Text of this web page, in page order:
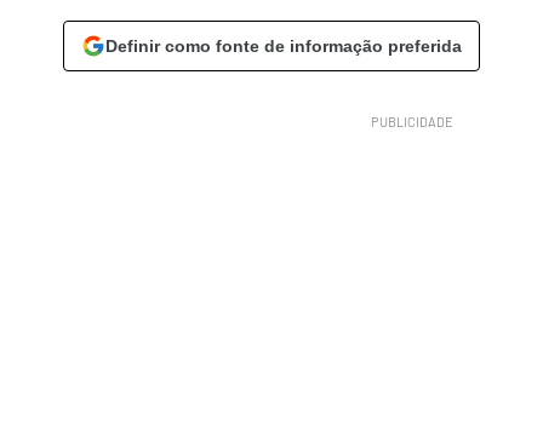
Definir como fonte de informação preferida